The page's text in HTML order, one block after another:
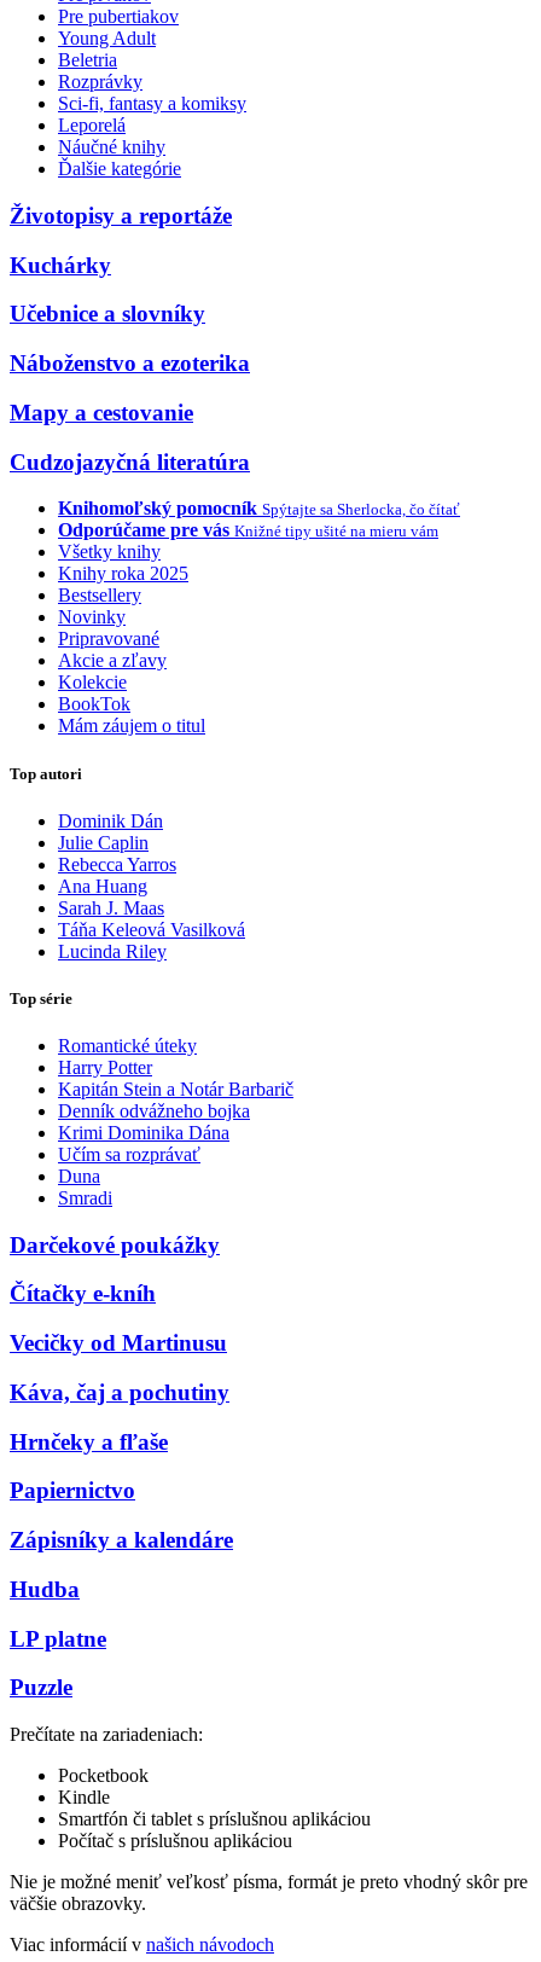
Pre pubertiakov
Young Adult
Beletria
Rozprávky
Sci-fi, fantasy a komiksy
Leporelá
Náučné knihy
Ďalšie kategórie
Životopisy a reportáže
Kuchárky
Učebnice a slovníky
Náboženstvo a ezoterika
Mapy a cestovanie
Cudzojazyčná literatúra
Knihomoľský pomocník Spýtajte sa Sherlocka, čo čítať
Odporúčame pre vás Knižné tipy ušité na mieru vám
Všetky knihy
Knihy roka 2025
Bestsellery
Novinky
Pripravované
Akcie a zľavy
Kolekcie
BookTok
Mám záujem o titul
Top autori
Dominik Dán
Julie Caplin
Rebecca Yarros
Ana Huang
Sarah J. Maas
Táňa Keleová Vasilková
Lucinda Riley
Top série
Romantické úteky
Harry Potter
Kapitán Stein a Notár Barbarič
Denník odvážneho bojka
Krimi Dominika Dána
Učím sa rozprávať
Duna
Smradi
Darčekové poukážky
Čítačky e-kníh
Vecičky od Martinusu
Káva, čaj a pochutiny
Hrnčeky a fľaše
Papiernictvo
Zápisníky a kalendáre
Hudba
LP platne
Puzzle
Prečítate na zariadeniach:
Pocketbook
Kindle
Smartfón či tablet s príslušnou aplikáciou
Počítač s príslušnou aplikáciou
Nie je možné meniť veľkosť písma, formát je preto vhodný skôr pre
väčšie obrazovky.
Viac informácií v našich návodoch